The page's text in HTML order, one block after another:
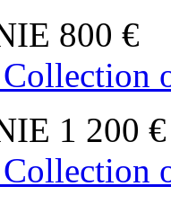
800 €
1 200 €